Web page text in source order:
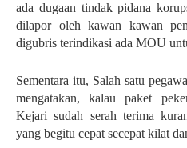
ada dugaan tindak pidana
dilapor oleh kawan kawan
digubris terindikasi ada MOU
Sementara itu, Salah satu
mengatakan, kalau paket
Kejari sudah serah terima
yang begitu cepat secepat kilat